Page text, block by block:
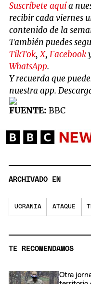
Suscríbete aquía
recibir cada viernes
contenido de la
También puedes
TikTok,X,Facebook
WhatsApp.
Y recuerda que
nuestra app.
FUENTE: BBC
ARCHIVADO EN
UCRANIA ATAQUE
TE RECOMENDAMOS
Otra